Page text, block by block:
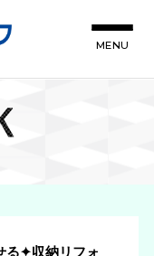
MENU
る✦収納リフォ